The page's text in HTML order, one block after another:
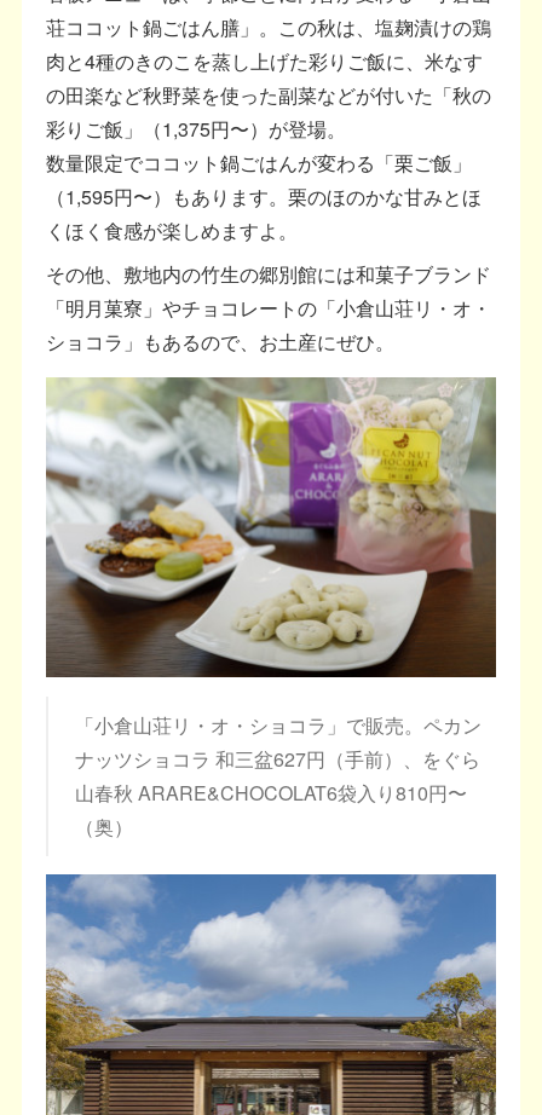
荘ココット鍋ごはん膳」。この秋は、塩麹漬けの鶏
肉と4種のきのこを蒸し上げた彩りご飯に、米なす
の田楽など秋野菜を使った副菜などが付いた「秋の
彩りご飯」（1,375円〜）が登場。
数量限定でココット鍋ごはんが変わる「栗ご飯」
（1,595円〜）もあります。栗のほのかな甘みとほ
くほく食感が楽しめますよ。
その他、敷地内の竹生の郷別館には和菓子ブランド
「明月菓寮」やチョコレートの「小倉山荘リ・オ・
ショコラ」もあるので、お土産にぜひ。
「小倉山荘リ・オ・ショコラ」で販売。ペカン
ナッツショコラ 和三盆627円（手前）、をぐら
山春秋 ARARE&CHOCOLAT6袋入り810円〜
（奥）